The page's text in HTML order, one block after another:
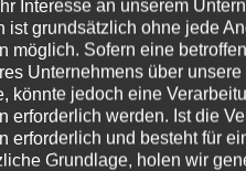
Interesse an unserem
ist grundsätzlich ohne jede
möglich. Sofern eine
Unternehmens über unsere
könnte jedoch eine
erforderlich werden. Ist die
erforderlich und besteht für
Grundlage, holen wir